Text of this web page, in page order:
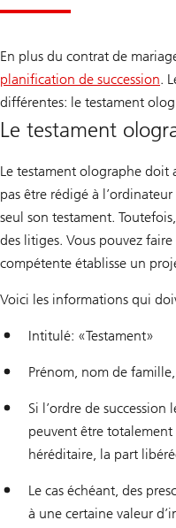
En plus du contrat de
planification de succession.
différentes: le testament
Le testament
Le testament olographe doit
pas être rédigé à
seul son testament.
des litiges. Vous pouvez
compétente établisse un
Voici les informations qui
Intitulé: «Testament»
Prénom, nom de
Si l’ordre de
peuvent être
héréditaire, la part
Le cas échéant, des
à une certaine valeur